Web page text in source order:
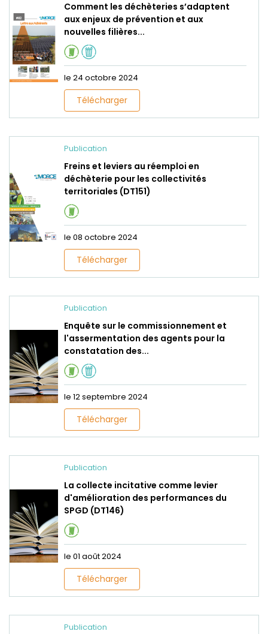
Comment les déchèteries s’adaptent
aux enjeux de prévention et aux
nouvelles filières...
le 24 octobre 2024
Télécharger
Publication
Freins et leviers au réemploi en
déchèterie pour les collectivités
territoriales (DT151)
le 08 octobre 2024
Télécharger
Publication
Enquête sur le commissionnement et
l'assermentation des agents pour la
constatation des...
le 12 septembre 2024
Télécharger
Publication
La collecte incitative comme levier
d'amélioration des performances du
SPGD (DT146)
le 01 août 2024
Télécharger
Publication